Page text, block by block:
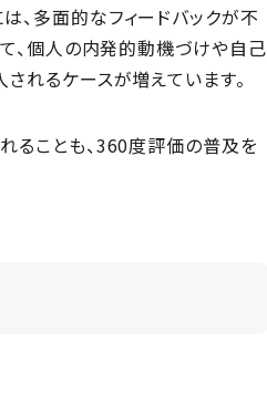
多面的なフィードバックが不
、個人の内発的動機づけや自己
れるケースが増えています。
ることも、360度評価の普及を